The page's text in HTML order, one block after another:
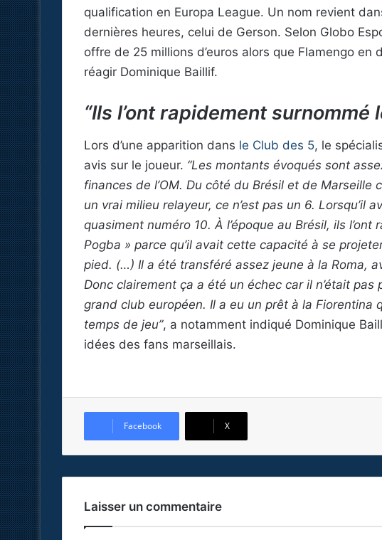
qualification en Europa League. Un nom revient
dernières heures, celui de Gerson. Selon Globo
offre de 25 millions d’euros alors que Flamengo
réagir Dominique Baillif.
“Ils l’ont rapidement surnommé
Lors d’une apparition dans le Club des 5, le
avis sur le joueur. “Les montants évoqués sont
finances de l’OM. Du côté du Brésil et de Marseille
un vrai milieu relayeur, ce n’est pas un 6. Lorsqu’il
quasiment numéro 10. À l’époque au Brésil, ils
Pogba » parce qu’il avait cette capacité à se
pied. (…) Il a été transféré assez jeune à la Roma,
Donc clairement ça a été un échec car il n’était pas
grand club européen. Il a eu un prêt à la Fiorentina
temps de jeu”, a notamment indiqué Dominique
idées des fans marseillais.
Facebook X
Laisser un commentaire